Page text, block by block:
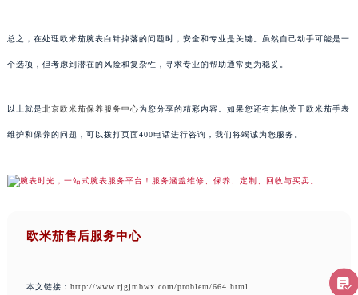
总之，在处理欧米茄腕表白针掉落的问题时，安全和专业是关键。虽然自己动手可能是一
个选项，但考虑到潜在的风险和复杂性，寻求专业的帮助通常更为稳妥。
以上就是北京欧米茄保养服务中心为您分享的精彩内容。如果您还有其他关于欧米茄手表
维护和保养的问题，可以拨打页面400电话进行咨询，我们将竭诚为您服务。
欧米茄售后服务中心
本文链接： http://www.rjgjmbwx.com/problem/664.html